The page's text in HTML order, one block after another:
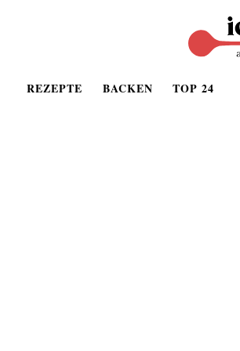
REZEPTE BACKEN TOP 24